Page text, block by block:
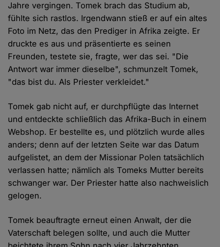
Jahre vergingen. Tomek brach das Studium ab,
fühlte sich rastlos. Irgendwann stieß er auf ein altes
Foto im Netz, das den Prediger in Afrika zeigte. Er
druckte es aus und präsentierte es seinen
Freunden, testete sie, fragte, wer das sei. "Die
Antwort war immer dieselbe", schmunzelt Tomek,
"das bist du. Als Priester verkleidet."
Tomek gab nicht auf, er durchpflügte das Internet
und entdeckte schließlich das Afrika-Buch in einem
Webshop. Er bestellte es, und plötzlich wurde alles
anders; denn auf der letzten Seite war das Datum
aufgelistet, an dem der Missionar Polen tatsächlich
verlassen hatte; nämlich als Tomeks Mutter bereits
schwanger war. Der Priester hatte also nachweislich
gelogen.
Tomek beauftragte erneut einen Anwalt, der die
Vaterschaft belegen sollte, und auch die Mutter